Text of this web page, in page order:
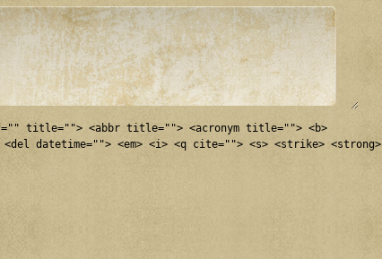
title=""> <abbr title=""> <acronym title=""> <b>
datetime=""> <em> <i> <q cite=""> <s> <strike> <strong>